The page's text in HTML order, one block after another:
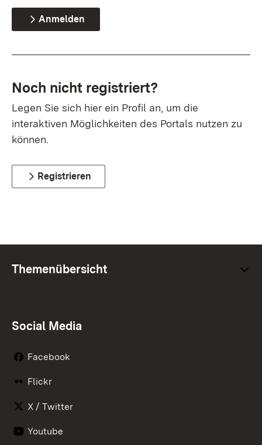
Anmelden
Noch nicht registriert?
Legen Sie sich hier ein Profil an, um die
interaktiven Möglichkeiten des Portals nutzen zu
können.
Registrieren
Themenübersicht
Social Media
Facebook
Flickr
X / Twitter
Youtube